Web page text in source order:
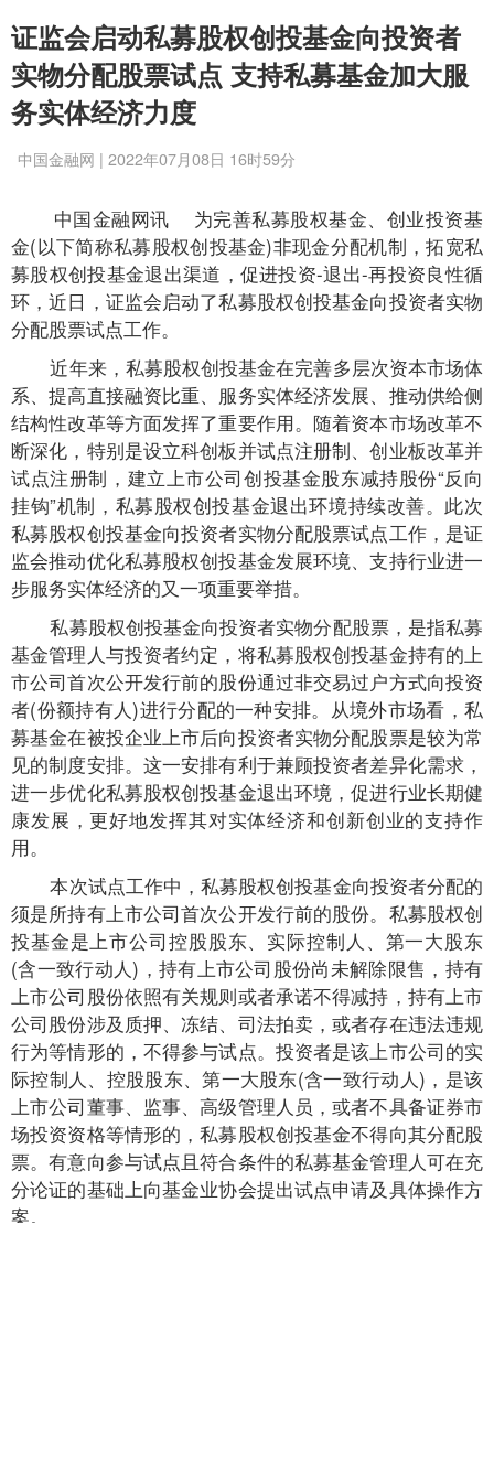
证监会启动私募股权创投基金向投资者
实物分配股票试点 支持私募基金加大服
务实体经济力度
中国金融网 | 2022年07月08日 16时59分
中国金融网讯 为完善私募股权基金、创业投资基
金(以下简称私募股权创投基金)非现金分配机制，拓宽私
募股权创投基金退出渠道，促进投资-退出-再投资良性循
环，近日，证监会启动了私募股权创投基金向投资者实物
分配股票试点工作。
近年来，私募股权创投基金在完善多层次资本市场体
系、提高直接融资比重、服务实体经济发展、推动供给侧
结构性改革等方面发挥了重要作用。随着资本市场改革不
断深化，特别是设立科创板并试点注册制、创业板改革并
试点注册制，建立上市公司创投基金股东减持股份“反向
挂钩”机制，私募股权创投基金退出环境持续改善。此次
私募股权创投基金向投资者实物分配股票试点工作，是证
监会推动优化私募股权创投基金发展环境、支持行业进一
步服务实体经济的又一项重要举措。
私募股权创投基金向投资者实物分配股票，是指私募
基金管理人与投资者约定，将私募股权创投基金持有的上
市公司首次公开发行前的股份通过非交易过户方式向投资
者(份额持有人)进行分配的一种安排。从境外市场看，私
募基金在被投企业上市后向投资者实物分配股票是较为常
见的制度安排。这一安排有利于兼顾投资者差异化需求，
进一步优化私募股权创投基金退出环境，促进行业长期健
康发展，更好地发挥其对实体经济和创新创业的支持作
用。
本次试点工作中，私募股权创投基金向投资者分配的
须是所持有上市公司首次公开发行前的股份。私募股权创
投基金是上市公司控股股东、实际控制人、第一大股东
(含一致行动人)，持有上市公司股份尚未解除限售，持有
上市公司股份依照有关规则或者承诺不得减持，持有上市
公司股份涉及质押、冻结、司法拍卖，或者存在违法违规
行为等情形的，不得参与试点。投资者是该上市公司的实
际控制人、控股股东、第一大股东(含一致行动人)，是该
上市公司董事、监事、高级管理人员，或者不具备证券市
场投资资格等情形的，私募股权创投基金不得向其分配股
票。有意向参与试点且符合条件的私募基金管理人可在充
分论证的基础上向基金业协会提出试点申请及具体操作方
案。